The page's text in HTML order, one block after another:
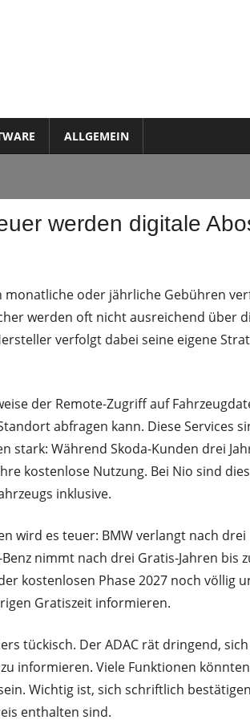
ALLGEMEIN
werden digitale
oder jährliche Gebühren
werden oft nicht ausreichend über
verfolgt dabei seine eigene
der Remote-Zugriff auf
abfragen kann. Diese Services
stark: Während Skoda-Kunden drei
kostenlose Nutzung. Bei Nio sind
inklusive.
wird es teuer: BMW verlangt nach drei
nimmt nach drei Gratis-Jahren bis
kostenlosen Phase 2027 noch völlig
Gratiszeit informieren.
tückisch. Der ADAC rät dringend,
informieren. Viele Funktionen
Wichtig ist, sich schriftlich
enthalten sind.